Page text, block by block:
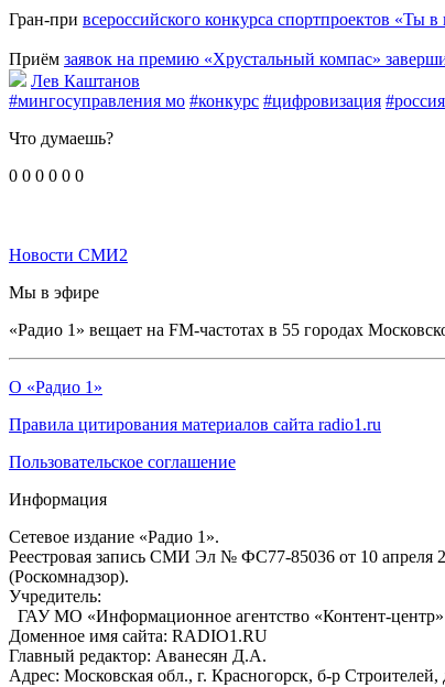
Гран-при всероссийского конкурса спортпроектов «Ты в
Приём заявок на премию «Хрустальный компас»
Лев Каштанов
#мингосуправления мо #конкурс #цифровизация #россия
Что думаешь?
0 0 0 0 0 0
Новости СМИ2
Мы в эфире
«Радио 1» вещает на FM-частотах в 55 городах
О «Радио 1»
Правила цитирования материалов сайта radio1.ru
Пользовательское соглашение
Информация
Сетевое издание «Радио 1».
Реестровая запись СМИ Эл № ФС77-85036 от 10 апреля
(Роскомнадзор).
Учредитель:
ГАУ МО «Информационное агентство «Контент-центр»
Доменное имя сайта: RADIO1.RU
Главный редактор: Аванесян Д.А.
Адрес: Московская обл., г. Красногорск, б-р